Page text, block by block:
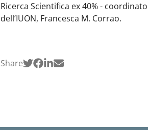
Ricerca Scientifica ex 40% -
dell’IUON, Francesca M. Corrao.
Share